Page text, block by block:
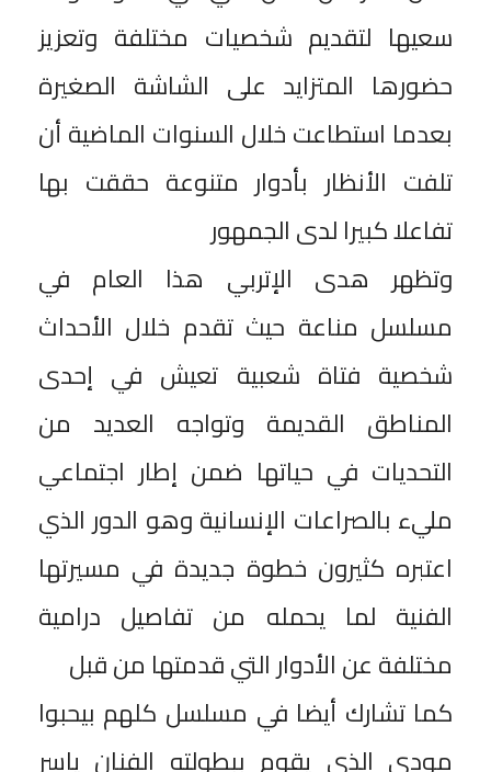
سعيها لتقديم شخصيات مختلفة وتعزيز
حضورها المتزايد على الشاشة الصغيرة
بعدما استطاعت خلال السنوات الماضية أن
تلفت الأنظار بأدوار متنوعة حققت بها
تفاعلا كبيرا لدى الجمهور
وتظهر هدى الإتربي هذا العام في
مسلسل مناعة حيث تقدم خلال الأحداث
شخصية فتاة شعبية تعيش في إحدى
المناطق القديمة وتواجه العديد من
التحديات في حياتها ضمن إطار اجتماعي
مليء بالصراعات الإنسانية وهو الدور الذي
اعتبره كثيرون خطوة جديدة في مسيرتها
الفنية لما يحمله من تفاصيل درامية
مختلفة عن الأدوار التي قدمتها من قبل
كما تشارك أيضا في مسلسل كلهم بيحبوا
مودي الذي يقوم ببطولته الفنان ياسر